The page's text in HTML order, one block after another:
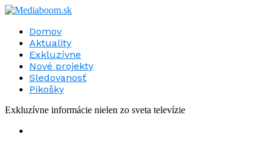
Domov
Aktuality
Exkluzívne
Nové projekty
Sledovanosť
Pikošky
Exkluzívne informácie nielen zo sveta televízie